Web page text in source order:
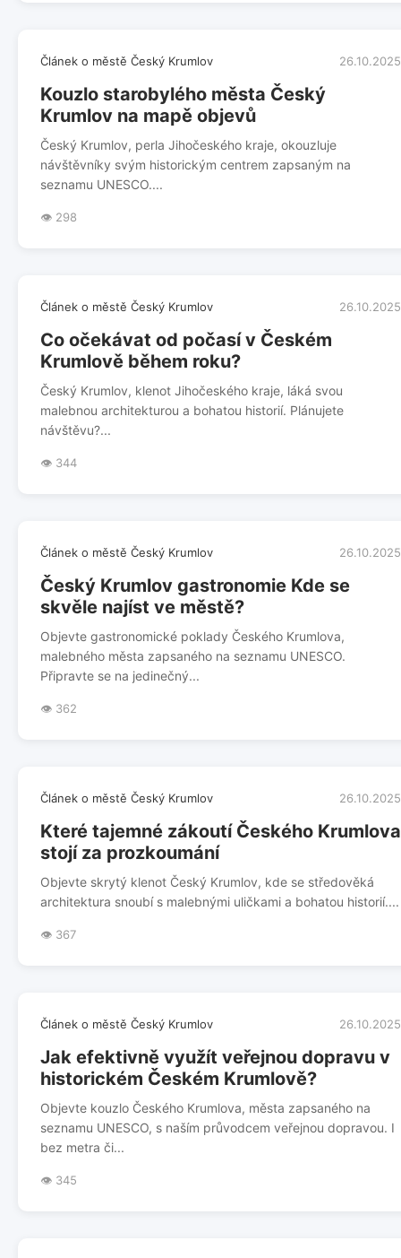
Článek o městě Český Krumlov 26.10.2025
Kouzlo starobylého města Český
Krumlov na mapě objevů
Český Krumlov, perla Jihočeského kraje, okouzluje
návštěvníky svým historickým centrem zapsaným na
seznamu UNESCO....
👁️ 298
Článek o městě Český Krumlov 26.10.2025
Co očekávat od počasí v Českém
Krumlově během roku?
Český Krumlov, klenot Jihočeského kraje, láká svou
malebnou architekturou a bohatou historií. Plánujete
návštěvu?...
👁️ 344
Článek o městě Český Krumlov 26.10.2025
Český Krumlov gastronomie Kde se
skvěle najíst ve městě?
Objevte gastronomické poklady Českého Krumlova,
malebného města zapsaného na seznamu UNESCO.
Připravte se na jedinečný...
👁️ 362
Článek o městě Český Krumlov 26.10.2025
Které tajemné zákoutí Českého Krumlova
stojí za prozkoumání
Objevte skrytý klenot Český Krumlov, kde se středověká
architektura snoubí s malebnými uličkami a bohatou historií....
👁️ 367
Článek o městě Český Krumlov 26.10.2025
Jak efektivně využít veřejnou dopravu v
historickém Českém Krumlově?
Objevte kouzlo Českého Krumlova, města zapsaného na
seznamu UNESCO, s naším průvodcem veřejnou dopravou. I
bez metra či...
👁️ 345